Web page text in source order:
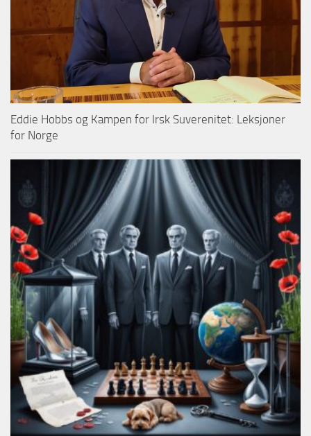
Eddie Hobbs og Kampen for Irsk Suverenitet: Leksjoner
for Norge